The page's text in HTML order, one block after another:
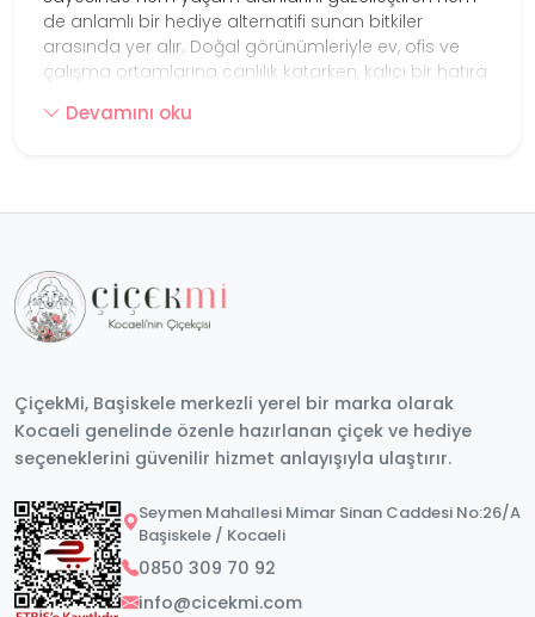
de anlamlı bir hediye alternatifi sunan bitkiler
arasında yer alır. Doğal görünümleriyle ev, ofis ve
çalışma ortamlarına canlılık katarken, kalıcı bir hatıra
antoryum, guzmanya ve benzeri dekoratif bitkiler,
Neden Saksı Çiçeği Tercih Edilir?
Kesme çiçeklere göre daha uzun süre kullanılabilen
saksı bitkileri, hem dekoratif hem de kalıcı bir hediye
Doğum günü, yeni iş, yeni ev, teşekkür veya içten
gelen küçük bir sürpriz için zarif bir alternatif
oluşturabilir.
inceleyerek zevkinize ve hediye edeceğiniz kişiye
uygun dekoratif bitki seçeneklerini keşfedebilirsiniz.
Devamını oku
ÇiçekMi, Başiskele merkezli yerel bir marka olarak
Kocaeli genelinde özenle hazırlanan çiçek ve hediye
seçeneklerini güvenilir hizmet anlayışıyla ulaştırır.
Seymen Mahallesi Mimar Sinan Caddesi No:26/A
Başiskele / Kocaeli
0850 309 70 92
info@cicekmi.com